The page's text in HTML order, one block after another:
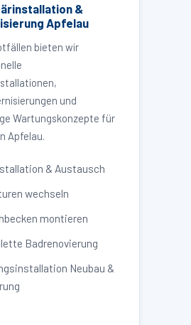
&
Apfelau
bieten wir
und
Wartungskonzepte für
Apfelau.
& Austausch
wechseln
montieren
Badrenovierung
Neubau &